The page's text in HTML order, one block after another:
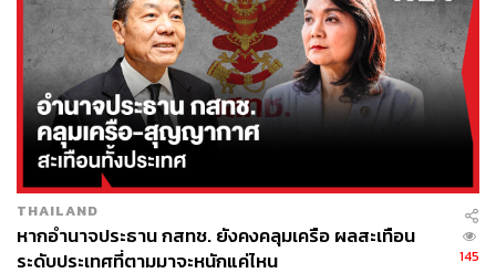
โดยก่อนหน้านี้ เมื่อปี 2021 ศาลสูงฝรั่งเศสเองก็เคยมีคำสั่ง
ปรับรัฐบาลฝรั่งเศส ภายใต้การนำของประธานาธิบดี เอ็มมานู
เอล มาครง มูลค่า 10 ล้านยูโร (ราว 365 ล้านบาท) หลังล้ม
เหลวในการจัดการกับปัญหามลพิษทางอากาศ พร้อมยื่นข้อ
เสนอให้รัฐบาลฝรั่งเศสแก้ไขปัญหาอย่างจริงจัง ภายใน 6
เดือน หรือจะถูกปรับจำนวน 10 ล้านยูโร ทุกๆ 6 เดือนจนกว่า
ปัญหามลพิษจะได้รับการแก้ไขให้อยู่ในระดับที่น่าพอใจ และ
ไม่เป็นอันตรายต่อคุณภาพชีวิตของประชาชน
ขณะที่กลุ่มนักเคลื่อนไหวด้านสิ่งแวดล้อมที่มีสำนักงานใหญ่
THAILAND
หากอำนาจประธาน กสทช. ยังคงคลุมเครือ ผลสะเทือน
ระดับประเทศที่ตามมาจะหนักแค่ไหน
145